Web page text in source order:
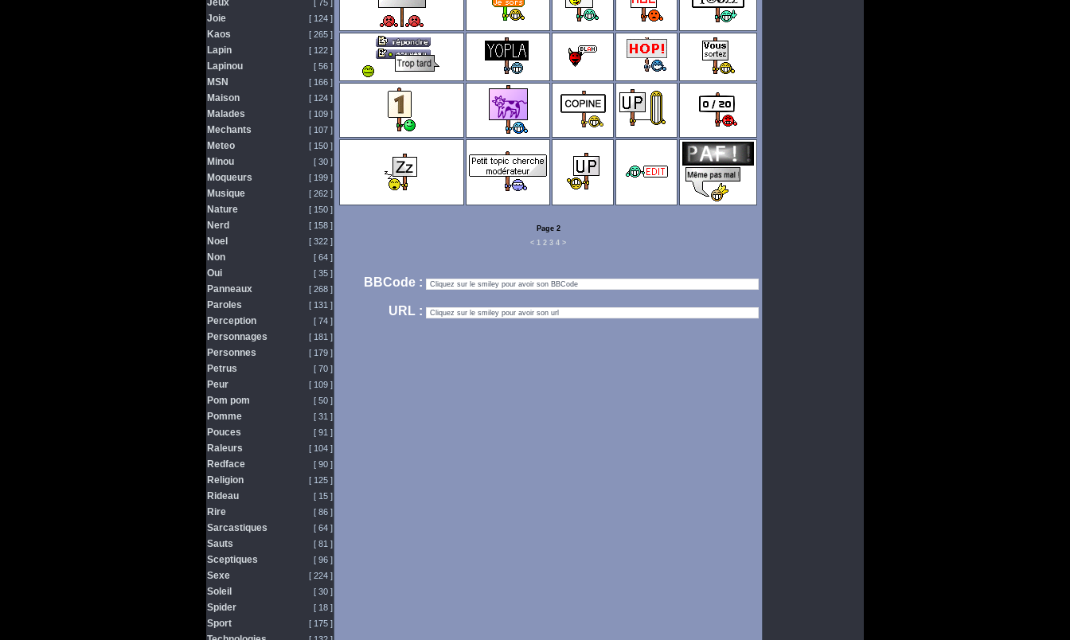
Page 2
< 1 2 3 4 >
BBCode :
URL :
Jeux [ 75 ]
Joie [ 124 ]
Kaos [ 265 ]
Lapin [ 122 ]
Lapinou [ 56 ]
MSN [ 166 ]
Maison [ 124 ]
Malades [ 109 ]
Mechants [ 107 ]
Meteo [ 150 ]
Minou [ 30 ]
Moqueurs [ 199 ]
Musique [ 262 ]
Nature [ 150 ]
Nerd [ 158 ]
Noel [ 322 ]
Non [ 64 ]
Oui [ 35 ]
Panneaux [ 268 ]
Paroles [ 131 ]
Perception [ 74 ]
Personnages [ 181 ]
Personnes [ 179 ]
Petrus [ 70 ]
Peur [ 109 ]
Pom pom [ 50 ]
Pomme [ 31 ]
Pouces [ 91 ]
Raleurs [ 104 ]
Redface [ 90 ]
Religion [ 125 ]
Rideau [ 15 ]
Rire [ 86 ]
Sarcastiques [ 64 ]
Sauts [ 81 ]
Sceptiques [ 96 ]
Sexe [ 224 ]
Soleil [ 30 ]
Spider [ 18 ]
Sport [ 175 ]